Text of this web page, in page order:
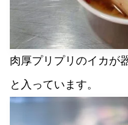
肉厚プリプリのイカが
と入っています。